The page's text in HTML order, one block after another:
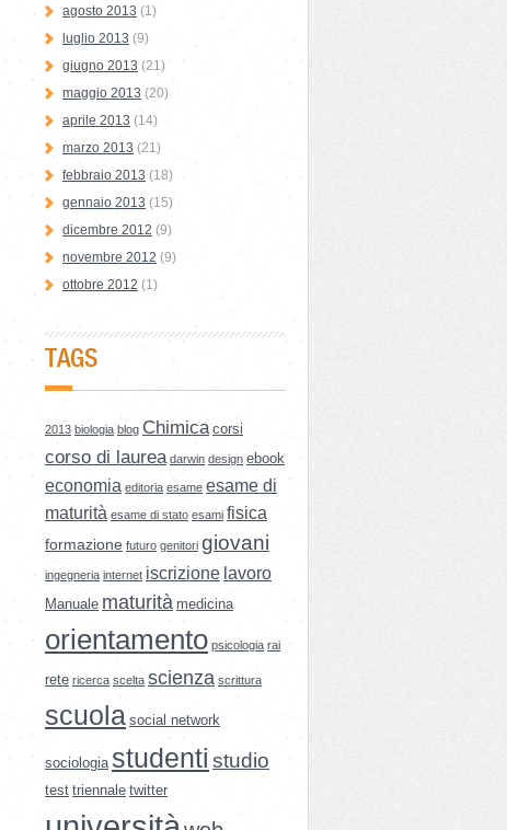
agosto 2013 (1)
luglio 2013 (9)
giugno 2013 (21)
maggio 2013 (20)
aprile 2013 (14)
marzo 2013 (21)
febbraio 2013 (18)
gennaio 2013 (15)
dicembre 2012 (9)
novembre 2012 (9)
ottobre 2012 (1)
TAGS
2013 biologia blog Chimica corsi
corso di laurea darwin design ebook
economia editoria esame esame di
maturità esame di stato esami fisica
formazione futuro genitori giovani
ingegneria internet iscrizione lavoro
Manuale maturità medicina
orientamento psicologia rai
rete ricerca scelta scienza scrittura
scuola social network
sociologia studenti studio
test triennale twitter